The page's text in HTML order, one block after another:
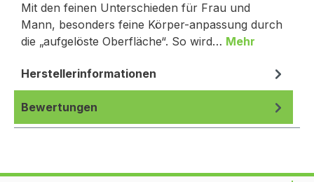
Mit den feinen Unterschieden für Frau und
Mann, besonders feine Körper-anpassung durch
die „aufgelöste Oberfläche“. So wird… Mehr
Herstellerinformationen
Bewertungen